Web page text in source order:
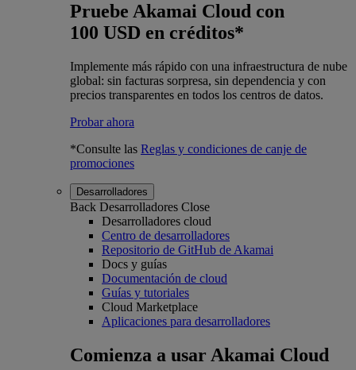
Pruebe Akamai Cloud con
100 USD en créditos*
Implemente más rápido con una infraestructura de nube
global: sin facturas sorpresa, sin dependencia y con
precios transparentes en todos los centros de datos.
Probar ahora
*Consulte las Reglas y condiciones de canje de
promociones
Desarrolladores
Back Desarrolladores Close
Desarrolladores cloud
Centro de desarrolladores
Repositorio de GitHub de Akamai
Docs y guías
Documentación de cloud
Guías y tutoriales
Cloud Marketplace
Aplicaciones para desarrolladores
Comienza a usar Akamai Cloud